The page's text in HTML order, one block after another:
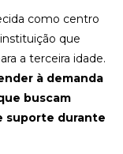
como centro
que
a terceira idade.
à demanda
buscam
suporte durante